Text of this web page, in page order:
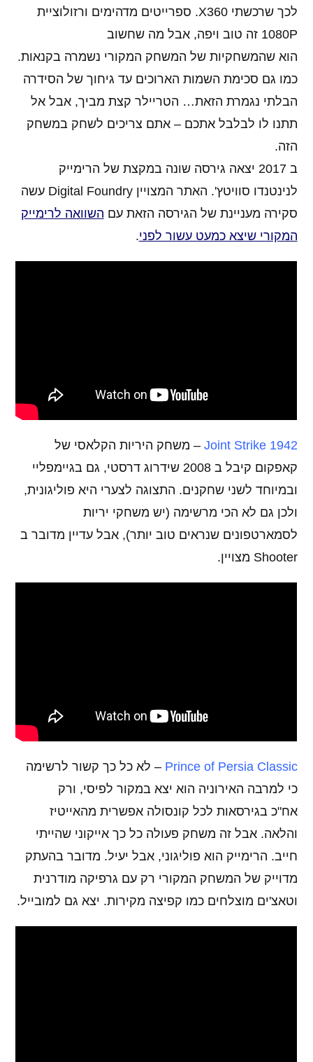
לכך שרכשתי X360. ספרייטים מדהימים ורזולוציית
1080P זה טוב ויפה, אבל מה שחשוב
הוא שהמשחקיות של המשחק המקורי נשמרה בקנאות.
כמו גם סכימת השמות הארוכים עד גיחוך של הסידרה
הבלתי נגמרת הזאת… הטריילר קצת מביך, אבל אל
תתנו לו לבלבל אתכם – אתם צריכים לשחק במשחק
הזה.
ב 2017 יצאה גירסה שונה במקצת של הרימייק
לנינטנדו סוויטץ'. האתר המצויין Digital Foundry עשה
סקירה מעניינת של הגירסה הזאת עם השוואה לרימייק
המקורי שיצא כמעט עשור לפני.
1942 Joint Strike
– משחק היריות הקלאסי של
קאפקום קיבל ב 2008 שידרוג דרסטי, גם בגיימפליי
ובמיוחד לשני שחקנים. התצוגה לצערי היא פוליגונית,
ולכן גם לא הכי מרשימה (יש משחקי יריות
לסמארטפונים שנראים טוב יותר), אבל עדיין מדובר ב
Shooter מצויין.
Prince of Persia Classic – לא כל כך קשור לרשימה
כי למרבה האירוניה הוא יצא במקור לפיסי, ורק
אח"כ בגירסאות לכל קונסולה אפשרית מהאייטיז
והלאה. אבל זה משחק פעולה כל כך אייקוני שהייתי
חייב. הרימייק הוא פוליגוני, אבל יעיל. מדובר בהעתק
מדוייק של המשחק המקורי רק עם גרפיקה מודרנית
וטאצ'ים מוצלחים כמו קפיצה מקירות. יצא גם למובייל.